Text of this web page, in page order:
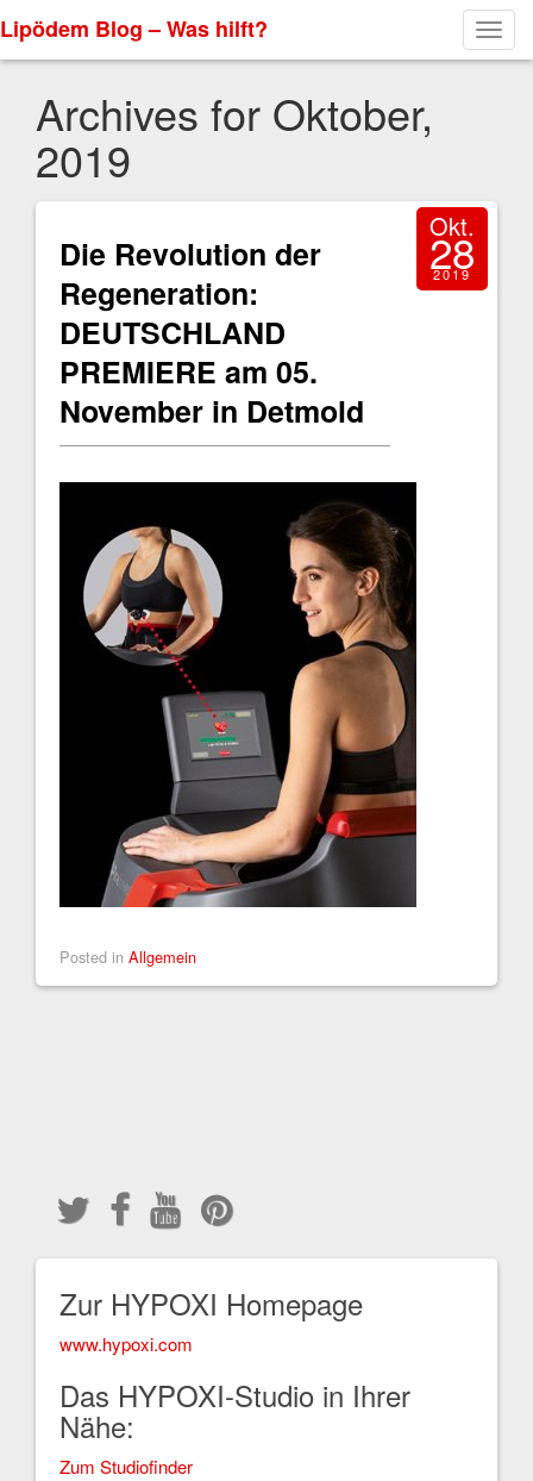
Lipödem Blog – Was hilft?
Archives for Oktober,
2019
Die Revolution der
Regeneration:
DEUTSCHLAND
PREMIERE am 05.
November in Detmold
Okt.
28
2019
Posted in Allgemein
Zur HYPOXI Homepage
www.hypoxi.com
Das HYPOXI-Studio in Ihrer
Nähe:
Zum Studiofinder